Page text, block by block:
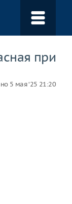
при
5 мая ‘25 21:20